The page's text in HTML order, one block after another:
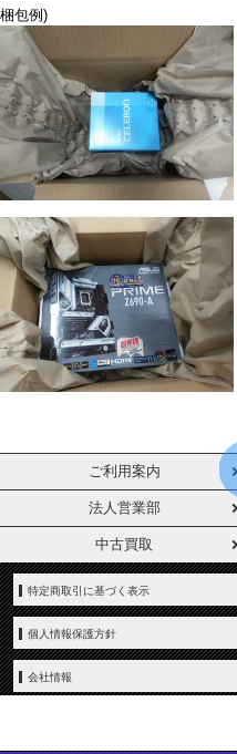
梱包例)
ご利用案内
法人営業部
中古買取
特定商取引に基づく表示
個人情報保護方針
会社情報